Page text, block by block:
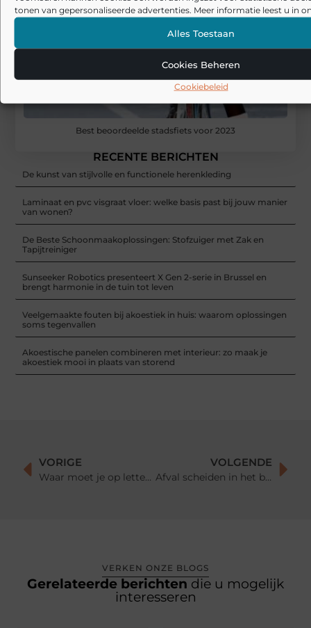
tonen van gepersonaliseerde advertenties. Meer informatie leest u in
Alles Toestaan
Cookies Beheren
Cookiebeleid
Best beoordeelde stadsfiets voor 2023
RECENTE BERICHTEN
De kunst van stijlvolle en functionele herenkleding
Laminaat en pvc visgraat vloer: welke basis past bij jouw manier
van wonen?
De Beste Schoonmaakoplossingen: Stofzuiger met Zak en
Tapijtreiniger
Sunseeker Robotics presenteert X Gen 2-serie in Brussel en
brengt harmonie in de tuin tot leven
Veelgemaakte fouten bij akoestiek in huis: waarom oplossingen
soms tegenvallen
Akoestische panelen combineren met interieur: zo maak je
akoestiek mooi in plaats van storend
VORIGE
Waar moet je op letten bij het hangen van jassen op de kapstok?
VOLGENDE
Afval scheiden in het bedrijf: alle mogelijkheden op een rijtje
VERKEN ONZE BLOGS
Gerelateerde berichten die u mogelijk
interesseren